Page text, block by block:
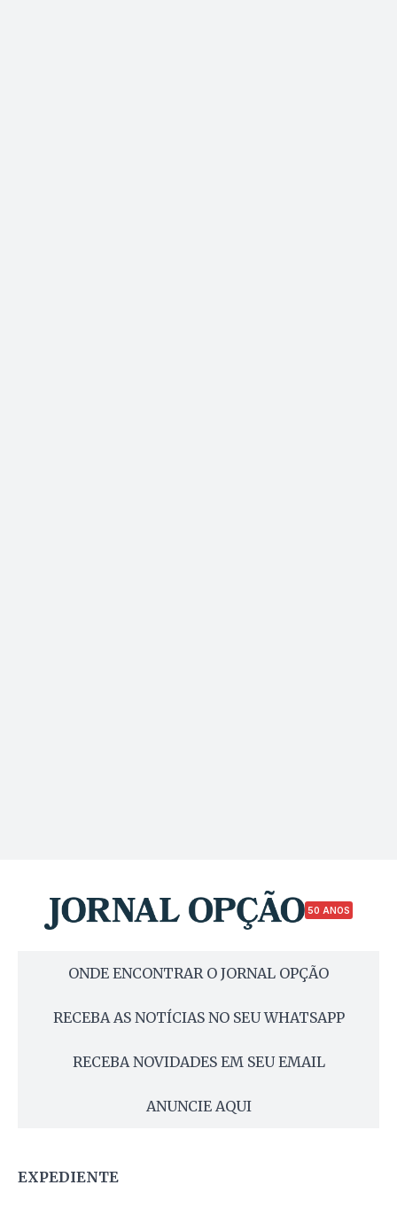
50 ANOS
ONDE ENCONTRAR O JORNAL OPÇÃO
RECEBA AS NOTÍCIAS NO SEU WHATSAPP
RECEBA NOVIDADES EM SEU EMAIL
ANUNCIE AQUI
EXPEDIENTE